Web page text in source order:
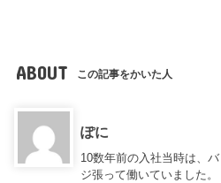
ABOUT この記事をかいた人
ぽに
10数年前の入社当時は、
ジ張って働いていました